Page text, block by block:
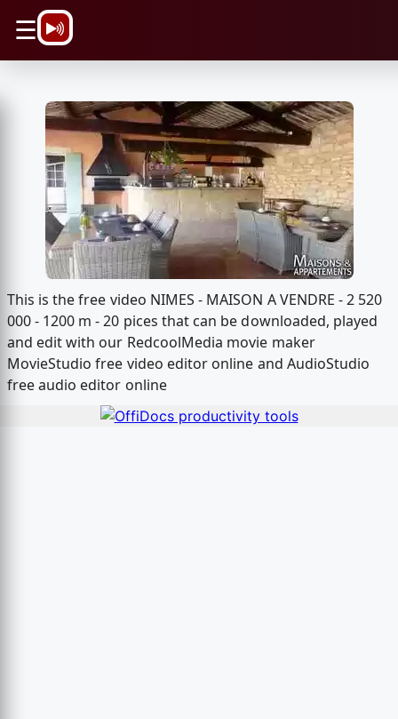
☰
This is the free video NIMES - MAISON A VENDRE - 2 520
000 - 1200 m - 20 pices that can be downloaded, played
and edit with our RedcoolMedia movie maker
MovieStudio free video editor online and AudioStudio
free audio editor online